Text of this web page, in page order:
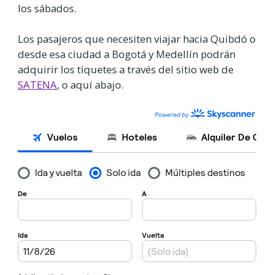
los sábados.
Los pasajeros que necesiten viajar hacia Quibdó o
desde esa ciudad a Bogotá y Medellín podrán
adquirir los tiquetes a través del sitio web de
SATENA, o aquí abajo.